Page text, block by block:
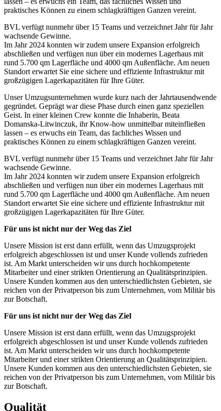
praktisches Können zu einem schlagkräftigen Ganzen vereint.
BVL verfügt nunmehr über 15 Teams und verzeichnet Jahr für Jahr
wachsende Gewinne.
Im Jahr 2024 konnten wir zudem unsere Expansion erfolgreich
abschließen und verfügen nun über ein modernes Lagerhaus mit
rund 5.700 qm Lagerfläche und 4000 qm Außenfläche. Am neuen
Standort erwartet Sie eine sichere und effiziente Infrastruktur mit
großzügigen Lagerkapazitäten für Ihre Güter.
Unser Umzugsunternehmen wurde kurz nach der Jahrtausendwende
gegründet. Geprägt war diese Phase durch einen ganz speziellen
Geist. In einer kleinen Crew konnte die Inhaberin, Beata
Domanska-Litwinczuk, ihr Know-how unmittelbar miteinfließen
lassen – es erwuchs ein Team, das fachliches Wissen und
praktisches Können zu einem schlagkräftigen Ganzen vereint.
BVL verfügt nunmehr über 15 Teams und verzeichnet Jahr für Jahr
wachsende Gewinne.
Im Jahr 2024 konnten wir zudem unsere Expansion erfolgreich
abschließen und verfügen nun über ein modernes Lagerhaus mit
rund 5.700 qm Lagerfläche und 4000 qm Außenfläche. Am neuen
Standort erwartet Sie eine sichere und effiziente Infrastruktur mit
großzügigen Lagerkapazitäten für Ihre Güter.
Für uns ist nicht nur der Weg das Ziel
Unsere Mission ist erst dann erfüllt, wenn das Umzugsprojekt
erfolgreich abgeschlossen ist und unser Kunde vollends zufrieden
ist. Am Markt unterscheiden wir uns durch hochkompetente
Mitarbeiter und einer strikten Orientierung an Qualitätsprinzipien.
Unsere Kunden kommen aus den unterschiedlichsten Gebieten, sie
reichen von der Privatperson bis zum Unternehmen, vom Militär bis
zur Botschaft.
Für uns ist nicht nur der Weg das Ziel
Unsere Mission ist erst dann erfüllt, wenn das Umzugsprojekt
erfolgreich abgeschlossen ist und unser Kunde vollends zufrieden
ist. Am Markt unterscheiden wir uns durch hochkompetente
Mitarbeiter und einer strikten Orientierung an Qualitätsprinzipien.
Unsere Kunden kommen aus den unterschiedlichsten Gebieten, sie
reichen von der Privatperson bis zum Unternehmen, vom Militär bis
zur Botschaft.
Qualität